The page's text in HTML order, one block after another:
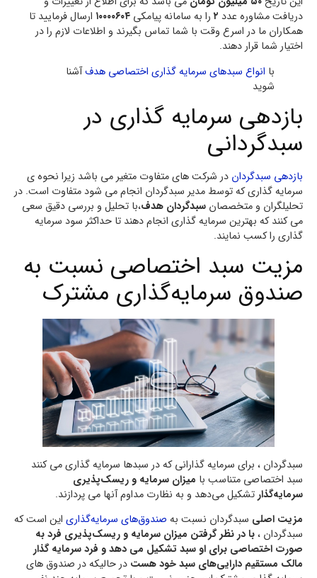
دریافت مشاوره عدد را به سامانه پیامکی
ارسال فرمایید تا
همکاران ما در اسرع وقت با شما تماس بگیرند و اطلاعات لازم را در
اختیار شما قرار دهند.
با انواع سبدهای سرمایه گذاری اختصاصی هدفآشنا
شوید
بازدهی سرمایه گذاری در
سبدگردانی
بازدهی سبدگردان در شرکت های متفاوت متغیر می باشد زیرا نحوه ی
سرمایه گذاری که توسط مدیر سبدگردان انجام می شود متفاوت است. در
تحلیلگران و متخصصان سبدگردان هدف،با تحلیل و بررسی دقیق سعی
می کنند که بهترین سرمایه گذاری انجام دهند تا حداکثر سود سرمایه
گذاری را کسب نمایند.
مزیت سبد اختصاصی نسبت به
صندوق سرمایه‌گذاری مشترک
سبدگردان ، برای سرمایه‌ گذارانی که در سبدها سرمایه گذاری می کنند
سبد اختصاصی متناسب با میزان سرمایه و ریسک‌پذیری
سرمایه‌گذارتشکیل می‌دهد و به نظارت مداوم آنها می پردازند.
مزیت اصلی سبدگردان نسبت به صندوق‌های سرمایه‌گذاری این است که
سبدگردان ،با در نظر گرفتن میزان سرمایه و ریسک‌پذیری فرد به
صورت اختصاصی برای او سبد تشکیل می دهد و فرد سرمایه گذار
مالک مستقیم دارایی‌های سبد خود هست در حالیکه در صندوق های